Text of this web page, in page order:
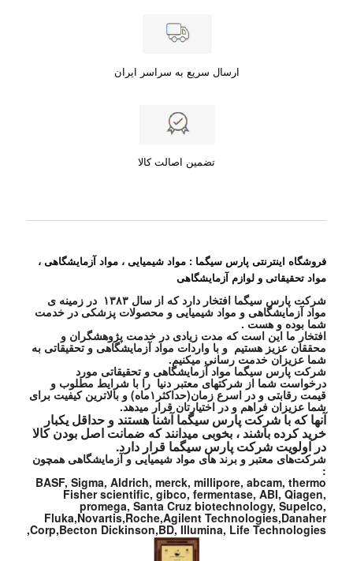
ارسال سریع به سراسر ایران
تضمین اصالت کالا
فروشگاه اینترنتی پارس سیگما : مواد شیمیایی ، مواد آزمایشگاهی ،
مواد تحقیقاتی و لوازم آزمایشگاهی
شرکت پارس سیگما افتخار دارد که از سال ۱۳۸۳ در زمینه ی
مواد آزمایشگاهی و مواد شیمیایی و محصولات پزشکی در خدمت
شما بوده و هست .
افتخار ما این است که مدت زیادی در خدمت پژوهشگران و
محققان عزیز هستیم و با واردات مواد آزمایشگاهی و تحقیقاتی به
شما عزیزان خدمت رسانی میکنیم.
شرکت پارس سیگما مواد آزمایشگاهی و تحقیقاتی مورد
درخواست شما از شرکتهای معتبر دنیا را با شرایط مطلوب و
قیمت رقابتی و در اسرع زمان(حداکثر۱ماه) و بالاترین کیفیت برای
شما عزیزان فراهم و در اختیارتان قرار میدهد.
آنها که با شرکت پارس سیگما آشنا هستند و حداقل یکبار
خرید کرده باشند ، بخوبی میدانند که ضمانت اصل بودن کالا
در اولویت شرکت پارس سیگما قرار دارد.
شرکت‌های معتبر و برند های مواد شیمیایی و آزمایشگاهی همچون
:
BASF, Sigma, Aldrich, merck, millipore, abcam, thermo
Fisher scientific, gibco, fermentase, ABI, Qiagen,
promega, Santa Cruz biotechnology, Supelco,
Fluka,Novartis,Roche,Agilent Technologies,Danaher
Corp,Becton Dickinson,BD, Illumina, Life Technologies,